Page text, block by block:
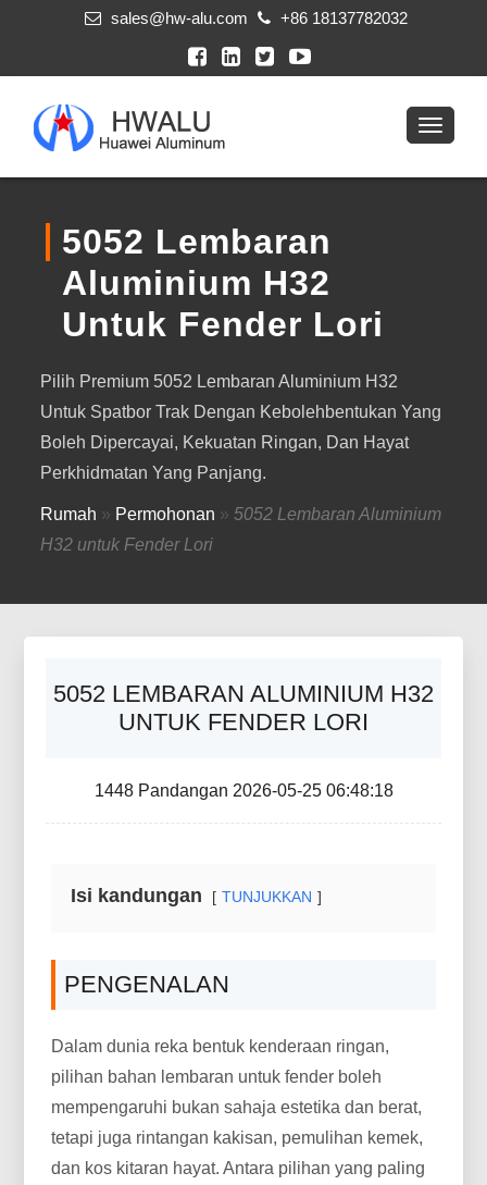
sales@hw-alu.com +86 18137782032
5052 Lembaran
Aluminium H32
Untuk Fender Lori
Pilih Premium 5052 Lembaran Aluminium H32
Untuk Spatbor Trak Dengan Kebolehbentukan Yang
Boleh Dipercayai, Kekuatan Ringan, Dan Hayat
Perkhidmatan Yang Panjang.
Rumah » Permohonan »5052 Lembaran Aluminium
H32 untuk Fender Lori
5052 LEMBARAN ALUMINIUM H32
UNTUK FENDER LORI
1448 Pandangan 2026-05-25 06:48:18
Isi kandungan TUNJUKKAN
PENGENALAN
Dalam dunia reka bentuk kenderaan ringan,
pilihan bahan lembaran untuk fender boleh
mempengaruhi bukan sahaja estetika dan berat,
tetapi juga rintangan kakisan, pemulihan kemek,
dan kos kitaran hayat. Antara pilihan yang paling